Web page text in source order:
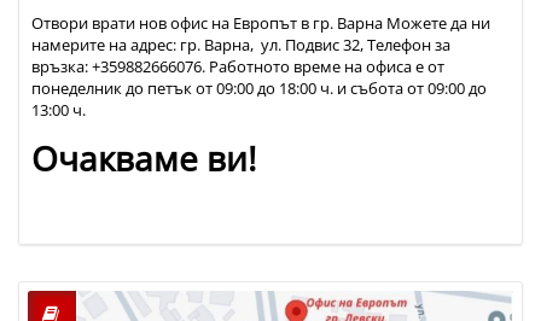
Отвори врати нов офис на Европът в гр. Варна Можете да ни
намерите на адрес: гр. Варна, ул. Подвис 32, Телефон за
връзка: +359882666076. Работното време на офиса е от
понеделник до петък от 09:00 до 18:00 ч. и събота от 09:00 до
13:00 ч.
Очакваме ви!